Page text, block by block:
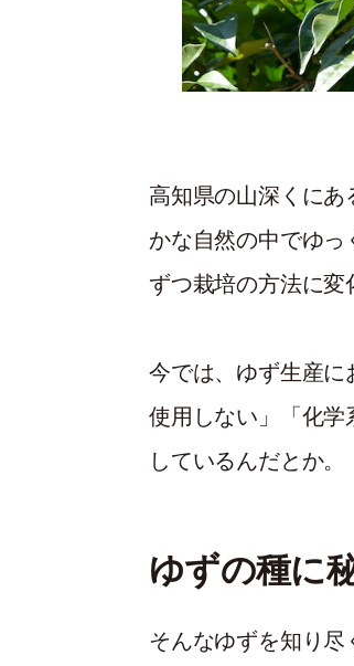
高知県の山深くに
かな自然の中でゆっ
ずつ栽培の方法に変
今では、ゆず生産に
使用しない」「化学
しているんだとか。
ゆずの種に
そんなゆずを知り